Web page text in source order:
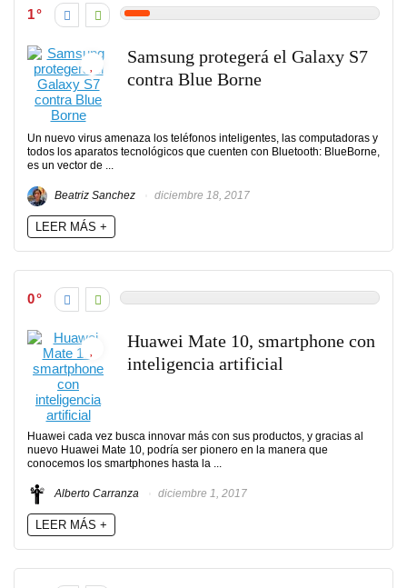
1
Samsung protegerá el Galaxy S7
contra Blue Borne
Un nuevo virus amenaza los teléfonos inteligentes, las computadoras y
todos los aparatos tecnológicos que cuenten con Bluetooth: BlueBorne,
es un vector de ...
Beatriz Sanchez diciembre 18, 2017
LEER MÁS +
0
Huawei Mate 10, smartphone con
inteligencia artificial
Huawei cada vez busca innovar más con sus productos, y gracias al
nuevo Huawei Mate 10, podría ser pionero en la manera que
conocemos los smartphones hasta la ...
Alberto Carranza diciembre 1, 2017
LEER MÁS +